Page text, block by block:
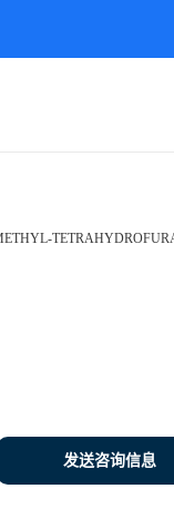
发送咨询信息